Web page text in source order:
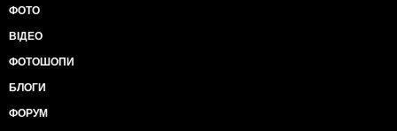
ФОТО
ВІДЕО
ФОТОШОПИ
БЛОГИ
ФОРУМ